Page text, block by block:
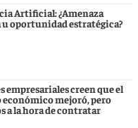
Artificial: ¿Amenaza
oportunidad estratégica?
empresariales creen que el
económico mejoró, pero
a la hora de contratar